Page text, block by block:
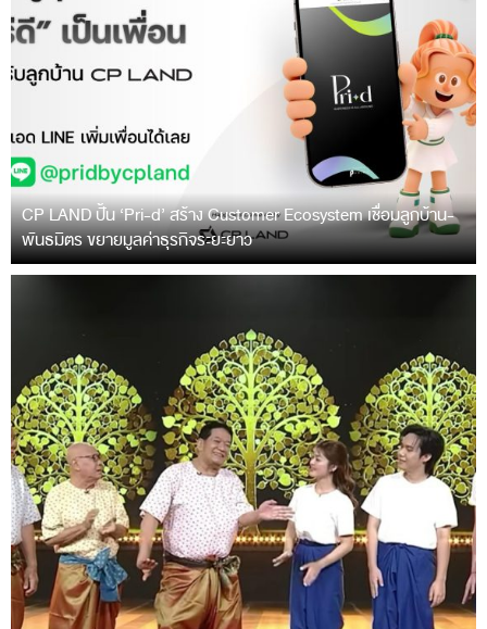
CP LAND ปั้น ‘Pri-d’ สร้าง Customer Ecosystem เชื่อมลูกบ้าน-
พันธมิตร ขยายมูลค่าธุรกิจระยะยาว